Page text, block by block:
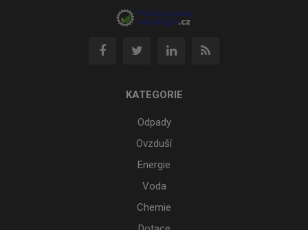
KATEGORIE
Odpady
Ovzduší
Energie
Voda
Chemie